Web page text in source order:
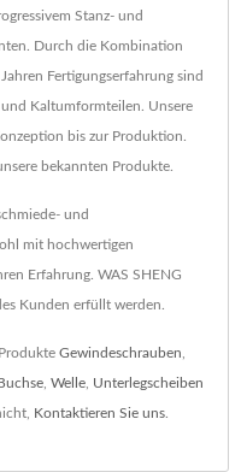
Stanz- und
Durch die Kombination
Fertigungserfahrung sind
Kaltumformteilen. Unsere
bis zur Produktion.
bekannten Produkte.
und
mit hochwertigen
Erfahrung. WAS SHENG
Kunden erfüllt werden.
Gewindeschrauben
Buchse Welle Unterlegscheiben
Kontaktieren Sie uns